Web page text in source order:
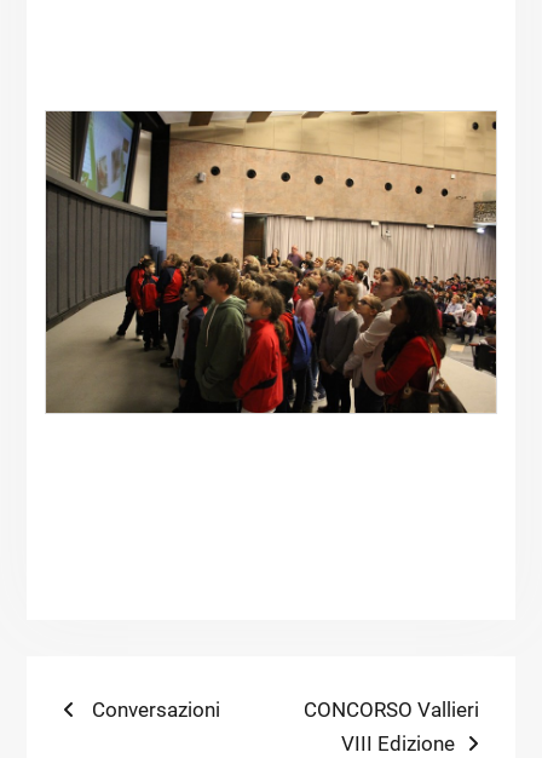
Navigazione
Previous
Conversazioni
Next
post:
CONCORSO Vallieri
VIII Edizione